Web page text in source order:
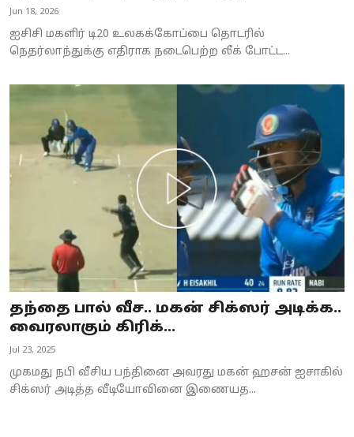
Jun 18, 2026
ஐசிசி மகளிர் டி20 உலகக்கோப்பை தொடரில்
நெதர்லாந்துக்கு எதிராக நடைபெற்ற லீக் போட்ட...
தந்தை பால் வீச.. மகன் சிக்ஸர் அடிக்க..
வைரலாகும் கிரிக்...
Jul 23, 2025
முகமது நபி வீசிய பந்தினை அவரது மகன் ஹசன் ஐசாகில்
சிக்ஸர் அடித்த வீடியோவினை இணையத...